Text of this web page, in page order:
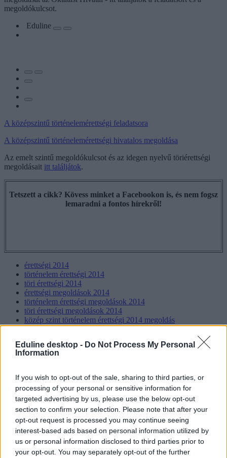
Eduline desktop - Do Not Process My Personal
Information
If you wish to opt-out of the sale, sharing to third parties, or
processing of your personal or sensitive information for
targeted advertising by us, please use the below opt-out
section to confirm your selection. Please note that after your
opt-out request is processed you may continue seeing
interest-based ads based on personal information utilized by
us or personal information disclosed to third parties prior to
your opt-out. You may separately opt-out of the further
megoldókulcsot.
Eduline
A középszintű történelemérettségi feladatsora
A középszintű történelemérettségi hivatalos megoldása
Az emelt szintű megoldókulcsot és az idegen nyelvű töriérettségi
megoldásait itt találjátok.
Tetszett a cikk? Kövess minket a Facebookon is, és nem fogsz
lemaradni a fontos hírekről!
érettségi 2014
történelem érettségi 2014
töri érettségi 2014
érettségi megoldások 2014
történelem érettségi megoldások 2014
töri érettségi megoldások 2014
közép szint történelem érettségi 2014 megoldás
középszint töri érettségi 2014 megoldás
Hozzászólások
Az iskola mindent mérni akar – csak éppen a
tanulás lényegét nem tudja